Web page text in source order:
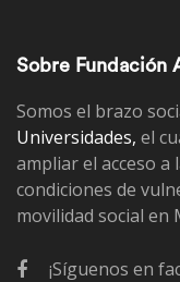
Sobre Fundación
Somos el brazo
Universidades, el
ampliar el acceso a
condiciones de
movilidad social en
¡Síguenos en